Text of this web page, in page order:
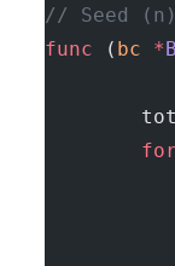
// Seed
func ( bc *
        for